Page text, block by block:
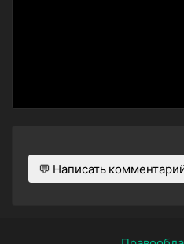
💬 Написать